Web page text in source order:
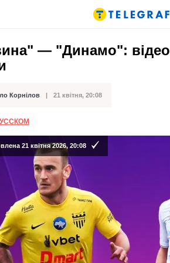
— "Динамо": відео
Корнілов 21 квітня, 20:08
21 квітня 2026, 20:08